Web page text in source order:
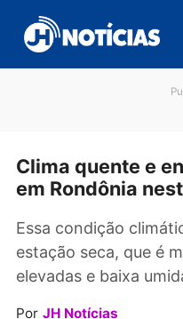
para
conteúdo
Clima quente e
Essa condição
estação seca, que
elevadas e baixa